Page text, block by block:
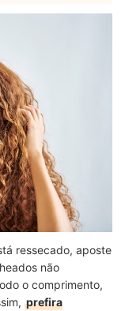
ressecado, aposte
não
o comprimento,
prefira